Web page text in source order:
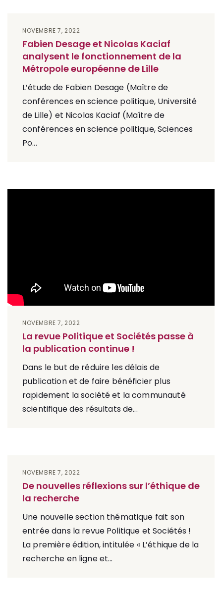
NOVEMBRE 7, 2022
Fabien Desage et Nicolas Kaciaf
analysent le fonctionnement de la
Métropole européenne de Lille
L’étude de Fabien Desage (Maître de
conférences en science politique, Université
de Lille) et Nicolas Kaciaf (Maître de
conférences en science politique, Sciences
Po...
NOVEMBRE 7, 2022
La revue Politique et Sociétés passe à
la publication continue !
Dans le but de réduire les délais de
publication et de faire bénéficier plus
rapidement la société et la communauté
scientifique des résultats de...
NOVEMBRE 7, 2022
De nouvelles réflexions sur l’éthique de
la recherche
Une nouvelle section thématique fait son
entrée dans la revue Politique et Sociétés !
La première édition, intitulée « L’éthique de la
recherche en ligne et...